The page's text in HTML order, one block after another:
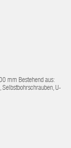
mm Bestehend aus:
U-